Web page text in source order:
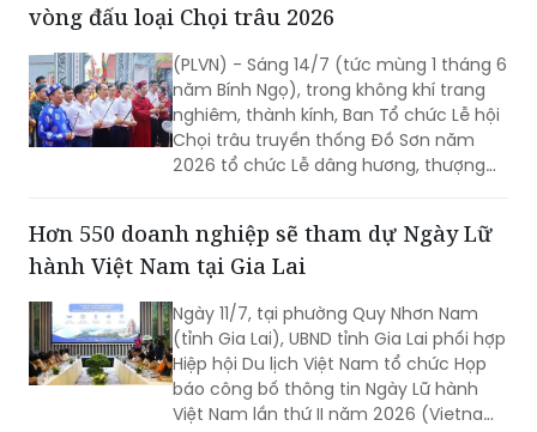
vòng đấu loại Chọi trâu 2026
(PLVN) - Sáng 14/7 (tức mùng 1 tháng 6
năm Bính Ngọ), trong không khí trang
nghiêm, thành kính, Ban Tổ chức Lễ hội
Chọi trâu truyền thống Đồ Sơn năm
2026 tổ chức Lễ dâng hương, thượng
chính thức mở đầu mùa lễ hội năm
nay.
Hơn 550 doanh nghiệp sẽ tham dự Ngày Lữ
hành Việt Nam tại Gia Lai
Ngày 11/7, tại phường Quy Nhơn Nam
(tỉnh Gia Lai), UBND tỉnh Gia Lai phối hợp
Hiệp hội Du lịch Việt Nam tổ chức Họp
báo công bố thông tin Ngày Lữ hành
Việt Nam lần thứ II năm 2026 (Vietnam